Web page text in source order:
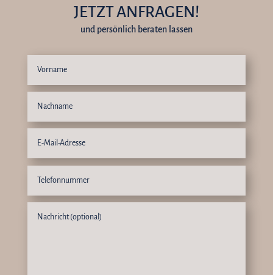
JETZT ANFRAGEN!
und persönlich beraten lassen